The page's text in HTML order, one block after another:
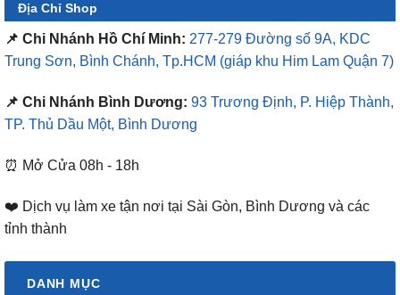
Địa Chỉ Shop
📌 Chi Nhánh Hồ Chí Minh: 277-279 Đường số 9A, KDC
Trung Sơn, Bình Chánh, Tp.HCM (giáp khu Him Lam Quận 7)
📌 Chi Nhánh Bình Dương: 93 Trương Định, P. Hiệp Thành,
TP. Thủ Dầu Một, Bình Dương
⏰ Mở Cửa 08h - 18h
❤️ Dịch vụ làm xe tận nơi tại Sài Gòn, Bình Dương và các
tỉnh thành
DANH MỤC